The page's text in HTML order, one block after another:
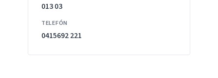
013 03
TELEFÓN
0415692 221